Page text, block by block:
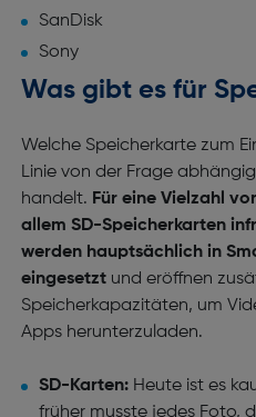
SanDisk
Sony
Was gibt es für
Welche Speicherkarte zum
Linie von der Frage
handelt. Für eine Vielzahl
allem SD-Speicherkarten
werden hauptsächlich in
eingesetztund eröffnen
Speicherkapazitäten, um
Apps herunterzuladen.
SD-Karten:Heute ist es
früher musste jedes Foto,